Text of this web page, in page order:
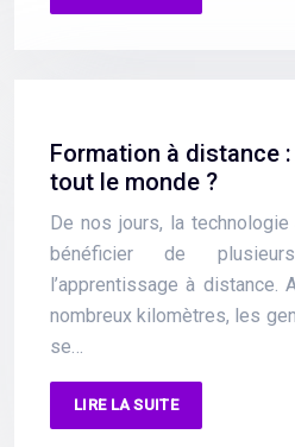
Formation à distance
tout le monde ?
De nos jours, la
bénéficier de
l’apprentissage à distance.
nombreux kilomètres, les
se…
LIRE LA SUITE